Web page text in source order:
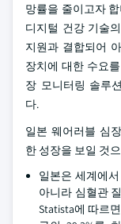
망률을 줄이고자
디지털 건강 기술
지원과 결합되어
장치에 대한 수요
장 모니터링 솔루
다.
일본 웨어러블 심
한 성장을 보일 것
일본은 세계에
아니라 심혈관
Statista에 따르